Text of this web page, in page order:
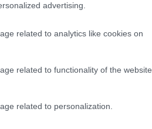
advertising.
related to analytics like cookies on
related to functionality of the website
related to personalization.